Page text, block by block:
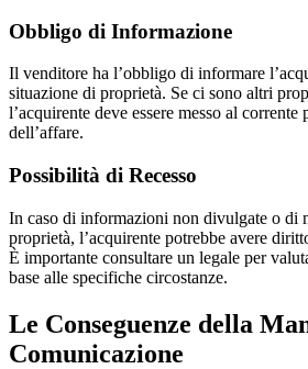
Obbligo di Informazione
Il venditore ha l’obbligo di informare
situazione di proprietà. Se ci sono altri
l’acquirente deve essere messo al
dell’affare.
Possibilità di Recesso
In caso di informazioni non divulgate o di
proprietà, l’acquirente potrebbe avere
È importante consultare un legale per
base alle specifiche circostanze.
Le Conseguenze della
Comunicazione